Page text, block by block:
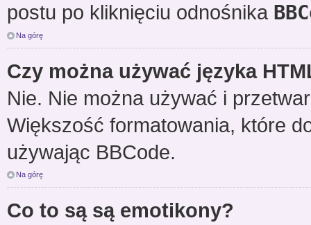
postu po kliknięciu odnośnika
Na górę
Czy można używać języka
Nie. Nie można używać i
Większość formatowania, które
używając BBCode.
Na górę
Co to są są emotikony?